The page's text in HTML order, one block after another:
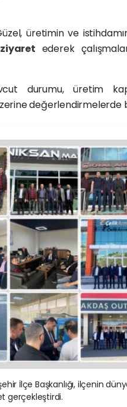
üretimin ve
ziyaret ederek
durumu, üretim
değerlendirmelerde
İlçe Başkanlığı, ilçenin
gerçekleştirdi.